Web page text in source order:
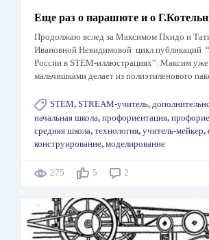
Еще раз о парашюте и о
Продолжаю вслед за Максимом Пхидо и
Ивановной Невидимовой цикл публикаций
России в STEM-иллюстрациях”. Максим уже
мальчишками делает из полиэтиленового
STEM, STREAM-учитель,
начальная школа, профориентация,
средняя школа, технология, учитель-мейкер,
конструирование, моделирование
275 5 2